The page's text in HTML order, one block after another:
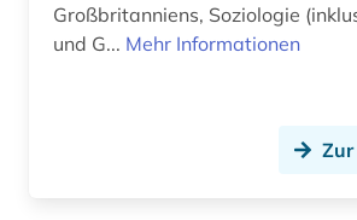
zoologie (1)
Großbritanniens, Soziologie
und G... Mehr Informationen